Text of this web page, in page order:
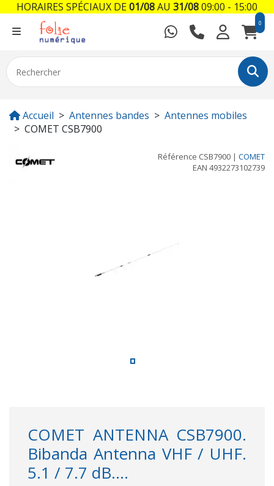
0
Accueil Antennes bandes
Antennes mobiles
COMET CSB7900
Référence CSB7900 | COMET
EAN 4932273102739
COMET ANTENNA CSB7900.
Bibanda Antenna VHF / UHF.
5.1 / 7.7 dB....
HORAIRES SPÉCIAUX DE01/08AU 31/0809:00 - 15:00